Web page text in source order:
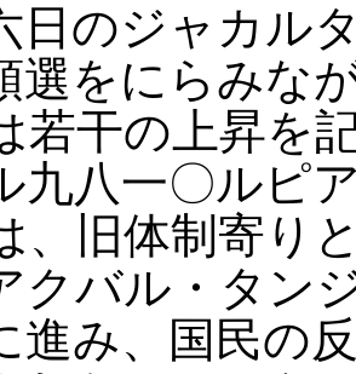
のジャカル
選をにらみな
若干の上昇を
八一〇ルピ
、旧体制寄り
クバル・タン
進み、国民の